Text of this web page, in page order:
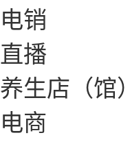
电销
直播
养生店（馆）
电商